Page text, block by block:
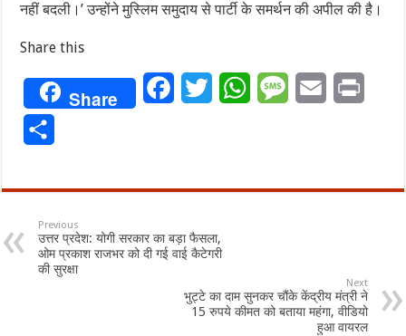
नहीं बदली।’ उन्होंने मुस्लिम समुदाय से पार्टी के समर्थन की अपील की है।
Share this
Share FacebookTwitterWhatsAppMessageEmail
Previous
उत्तर प्रदेश: योगी सरकार का बड़ा फैसला,
ओम प्रकाश राजभर को दी गई वाई कैटेगरी
की सुरक्षा
Next
भुट्टे का दाम सुनकर चौंके केंद्रीय मंत्री ने
15 रुपये कीमत को बताया महंगा, वीडियो
हुआ वायरल